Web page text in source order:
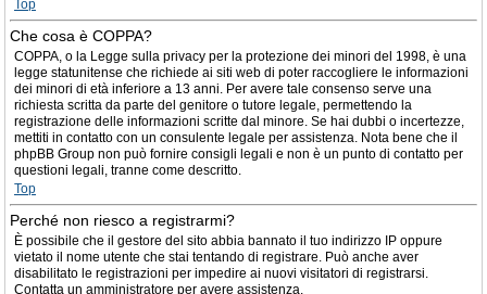
Top
Che cosa è COPPA?
COPPA, o la Legge sulla privacy per la protezione dei minori del 1998, è una
legge statunitense che richiede ai siti web di poter raccogliere le informazioni
dei minori di età inferiore a 13 anni. Per avere tale consenso serve una
richiesta scritta da parte del genitore o tutore legale, permettendo la
registrazione delle informazioni scritte dal minore. Se hai dubbi o incertezze,
mettiti in contatto con un consulente legale per assistenza. Nota bene che il
phpBB Group non può fornire consigli legali e non è un punto di contatto per
questioni legali, tranne come descritto.
Top
Perché non riesco a registrarmi?
È possibile che il gestore del sito abbia bannato il tuo indirizzo IP oppure
vietato il nome utente che stai tentando di registrare. Può anche aver
disabilitato le registrazioni per impedire ai nuovi visitatori di registrarsi.
Contatta un amministratore per avere assistenza.